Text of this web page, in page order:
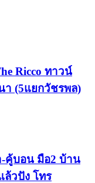
Ricco ทาวน์
า (5แยกวัชรพล)
คู้บอน มือ2 บ้าน
ล้วปัง โทร